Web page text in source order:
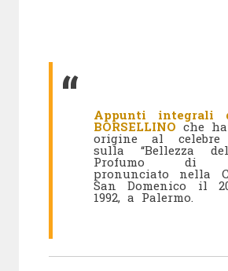
Appunti integrali
BORSELLINO che
origine al celebre
sulla “Bellezza
Profumo di
pronunciato nella
San Domenico il
1992, a Palermo.